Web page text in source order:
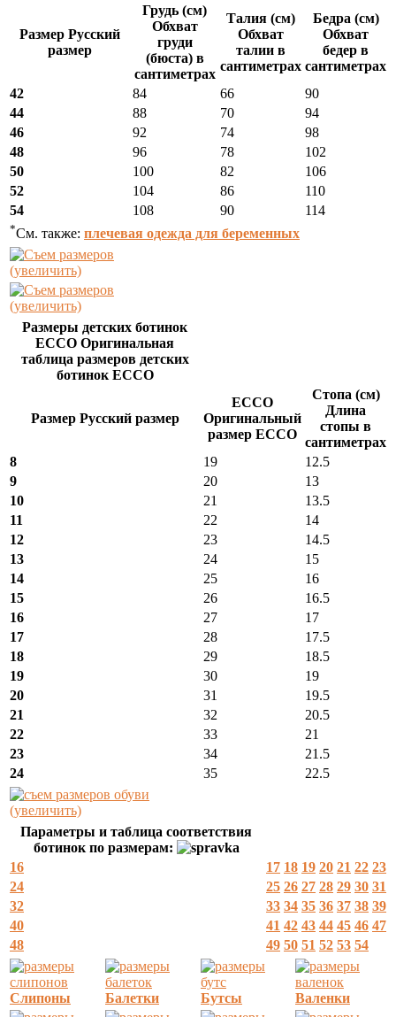
Размер Русский
размер
Грудь (см)
Обхват
груди
(бюста) в
сантиметрах
Талия (см)
Обхват
талии в
сантиметрах
Бедра (см)
Обхват
бедер в
сантиметрах
42
84 66
90
44
88 70
94
46
92 74
98
48
96 78
102
50
100 82
106
52
104 86
110
54
108 90 114
*См. также: плечевая одежда для беременных
(увеличить)
(увеличить)
Размеры детских ботинок
ECCO Оригинальная
таблица размеров детских
ботинок ECCO
Размер Русский размер
ECCO
Оригинальный
размер ECCO
Стопа (см)
Длина
стопы в
сантиметрах
8
19
12.5
9
20
13
10
21
13.5
11
22
14
12
23
14.5
13
24
15
14
25
16
15
26
16.5
16
27
17
17
28
17.5
18
29
18.5
19
30
19
20
31
19.5
21
32
20.5
22
33
21
23
34
21.5
24
35 22.5
(увеличить)
Параметры и таблица соответствия
ботинок по размерам:
16
17 18 19 20 21 22 23
24
25 26 27 28 29 30 31
32
33 34 35 36 37 38 39
40
41 42 43 44 45 46 47
48
49 50 51 52 53 54
Слипоны Балетки Бутсы Валенки